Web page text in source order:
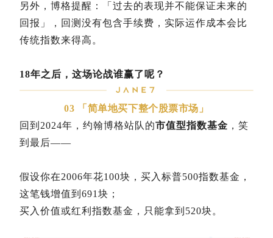
另外，博格提醒：「过去的表现并不能保证未来的
回报」，回测没有包含手续费，实际运作成本会比
传统指数来得高。
18年之后，这场论战谁赢了呢？
03 「简单地买下整个股票市场」
回到2024年，约翰博格站队的市值型指数基金 ，笑
到最后——
假设你在2006年花100块，买入标普500指数基金，
这笔钱增值到691块；
买入价值或红利指数基金，只能拿到520块。